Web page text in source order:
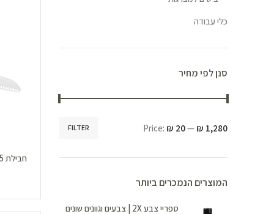
כלי עבודה
סנן לפי מחיר
FILTER Price: ₪ 20— ₪ 1,280
המוצרים הנמכרים ביותר
ספריי צבע 2X | צבעים וגוונים שונים